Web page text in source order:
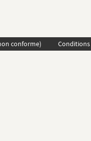
conforme)